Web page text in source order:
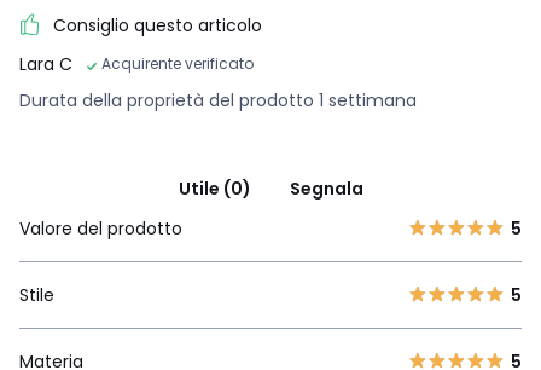
Consiglio questo articolo
Lara C
Acquirente verificato
Durata della proprietà del prodotto 1 settimana
Utile (0)
Segnala
Valore del prodotto
5
Stile 5
Materia 5